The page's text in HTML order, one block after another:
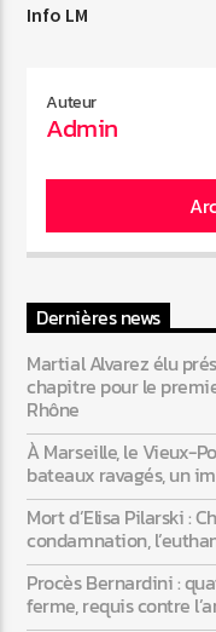
Web-
Web-
Web-
Info LM
Auteur
Admin
Dernières news
Martial Alvarez élu
chapitre pour le
Rhône
À Marseille, le Vieux-
bateaux ravagés, un
Mort d’Elisa Pilarski :
condamnation,
Procès Bernardini :
ferme, requis contre